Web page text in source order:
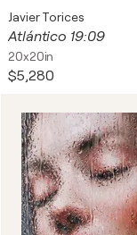
Javier Torices
Atlántico 19:09
20x20in
$5,280